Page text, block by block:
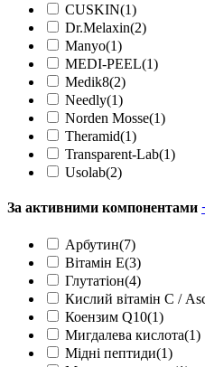
CUSKIN(1)
Dr.Melaxin(2)
Manyo(1)
MEDI-PEEL(1)
Medik8(2)
Needly(1)
Norden Mosse(1)
Theramid(1)
Transparent-Lab(1)
Usolab(2)
За активними компонентами
Арбутин(7)
Вітамін Е(3)
Глутатіон(4)
Кислий вітамін С /
Коензим Q10(1)
Мигдалева кислота(1)
Мідні пептиди(1)